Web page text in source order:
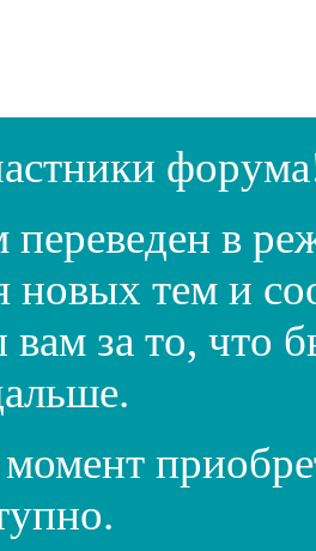
в
новых тем и
вам за то, что